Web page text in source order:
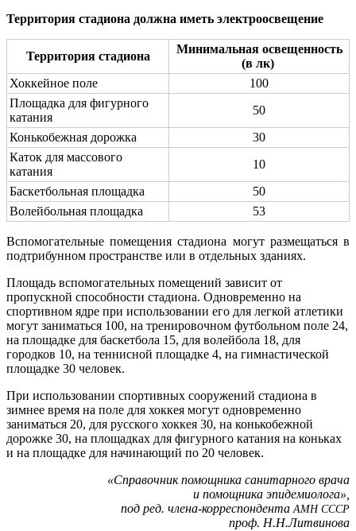
Территория стадиона должна иметь электроосвещение
Территория стадиона
Минимальная освещенность
(в лк)
Хоккейное поле
100
Площадка для фигурного
катания
50
Конькобежная дорожка
30
Каток для массового
катания
10
Баскетбольная площадка
50
Волейбольная площадка
53
Вспомогательные помещения стадиона могут размещаться в
подтрибунном пространстве или в отдельных зданиях.
Площадь вспомогательных помещений зависит от
пропускной способности стадиона. Одновременно на
спортивном ядре при использовании его для легкой атлетики
могут заниматься 100, на тренировочном футбольном поле 24,
на площадке для баскетбола 15, для волейбола 18, для
городков 10, на теннисной площадке 4, на гимнастической
площадке 30 человек.
При использовании спортивных сооружений стадиона в
зимнее время на поле для хоккея могут одновременно
заниматься 20, для русского хоккея 30, на конькобежной
дорожке 30, на площадках для фигурного катания на коньках
и на площадке для начинающий по 20 человек.
«Справочник помощника санитарного врача
и помощника эпидемиолога»,
под ред. члена-корреспондента АМН СССР
проф. Н.Н.Литвинова